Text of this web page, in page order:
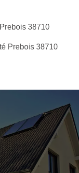
38710
Prebois 38710